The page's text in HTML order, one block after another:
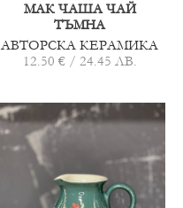
МАК ЧАША ЧАЙ
ТЪМНА
АВТОРСКА КЕРАМИКА
12.50 € / 24.45 ЛВ.